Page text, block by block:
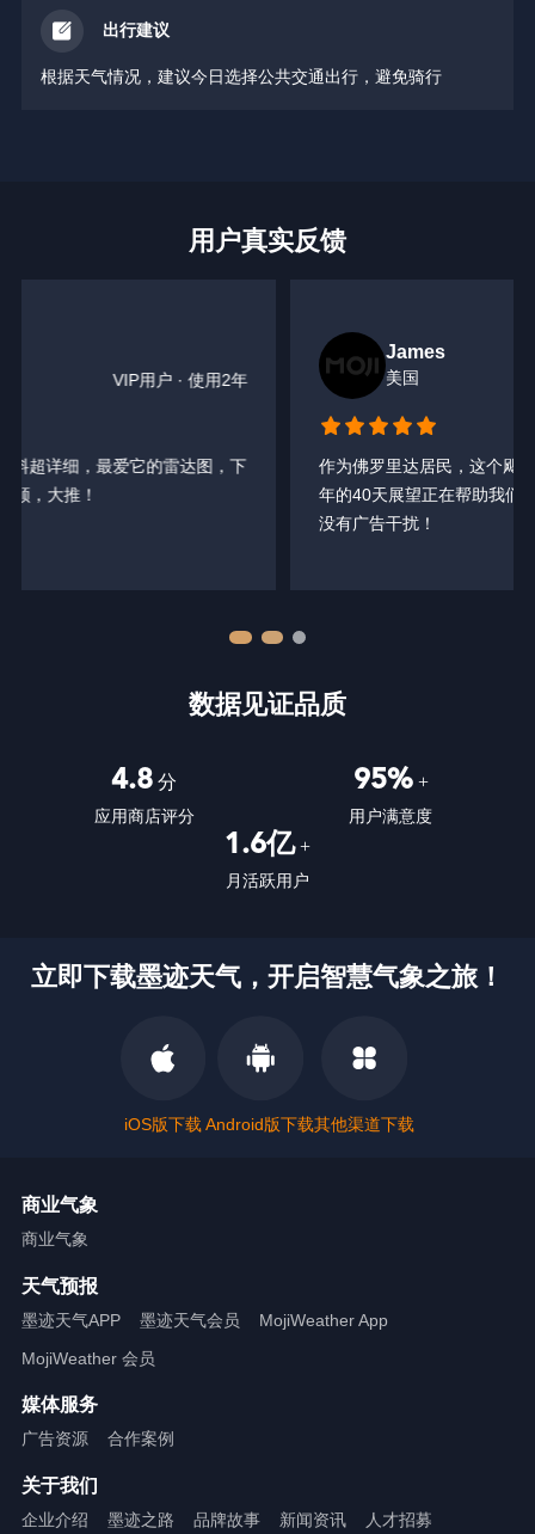
出行建议
根据天气情况，建议今日选择公共交通出行，避免骑行
用户真实反馈
美国 VIP用户 • 使用2年
作为佛罗里达居民，这个飓风追踪器在风暴季让我安心。今
年的40天展望正在帮助我们规划安全撤离。最关键的时刻
数据见证品质
4.8 分
应用商店评分
95%+
用户满意度
1.6亿+
月活跃用户
立即下载墨迹天气，开启智慧气象之旅！
iOS版下载 Android版下载其他渠道下载
商业气象
商业气象
天气预报
墨迹天气APP 墨迹天气会员
MojiWeather App
MojiWeather 会员
媒体服务
广告资源 合作案例
关于我们
企业介绍 墨迹之路 品牌故事 新闻资讯 人才招募